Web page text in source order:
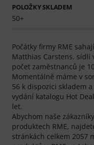
POLOŽKY SKLADEM
50+
Počátky firmy RME
Matthias Carstens. sídlí
počet zaměstnanců je
Momentálně máme v
56 k dispozici skladem
vydání katalogu Hot
let.
Abychom naše
produktech RME,
stránkách celkem 2057